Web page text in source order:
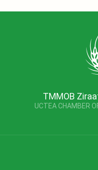
TMMOB
UCTEA CHAMBER